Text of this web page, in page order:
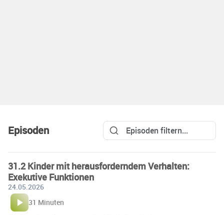
Episoden
31.2 Kinder mit herausforderndem Verhalten:
Exekutive Funktionen
24.05.2026
31 Minuten